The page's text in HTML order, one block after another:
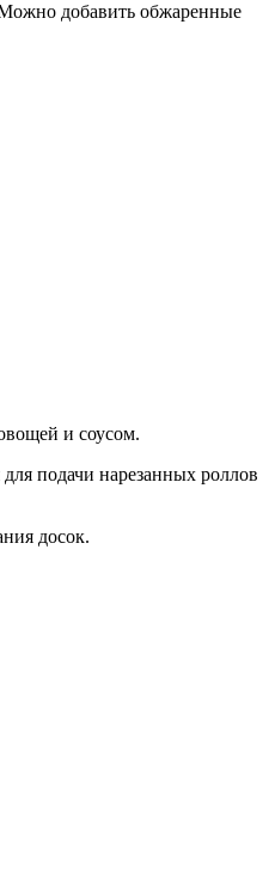
добавить обжаренные
и соусом.
подачи нарезанных роллов
досок.